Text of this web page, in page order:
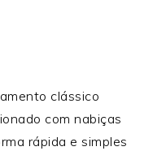
clássico
com nabiças
rápida e simples